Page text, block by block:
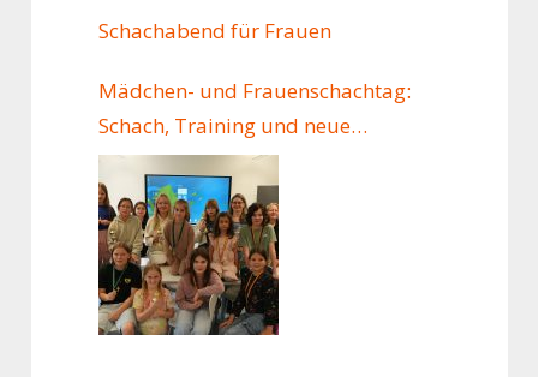
Schachabend für Frauen
Mädchen- und Frauenschachtag:
Schach, Training und neue
Freundschaften